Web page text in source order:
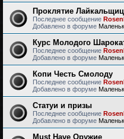
Проклятие
Последнее сообщение
Добавлено в форуме
Курс Молодого
Последнее сообщение
Добавлено в форуме
Копи Честь Смолоду
Последнее сообщение
Добавлено в форуме
Статуи и призы
Последнее сообщение
Добавлено в форуме
Must Have Оружие